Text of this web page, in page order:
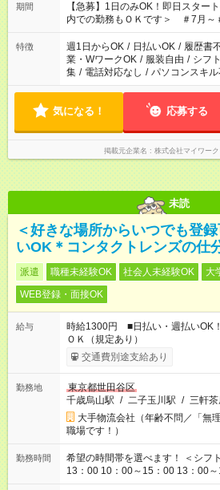
期間
【急募】1日のみOK！即日スタ
内での勤務もＯＫです＞ ＃7月～
特徴 週1日からOK / 日払いOK / 履歴書
業・WワークOK / 服装自由 / シフ
集 / 電話対応なし / パソコンスキ
気になる！ 応募する
掲載元企業名 株式会社マイワーク
未読
＜好きな場所からいつでも登
いOK＊コンタクトレンズの仕
派遣 職種未経験OK 社会人未経験OK 大
WEB登録・面接OK
給与
時給1300円 ■日払い・週払いOK
ＯＫ（規定あり）
交通費別途支給あり
勤務地
東京都世田谷区
千歳烏山駅 / 二子玉川駅 / 三軒茶
大手物流会社（年齢不問／「無
職場です！）
勤務時間
希望の時間帯を選べます！ ＜シフ
13：00 10：00～15：00 13：00
シフト例：8時間～＞ ・10：00～